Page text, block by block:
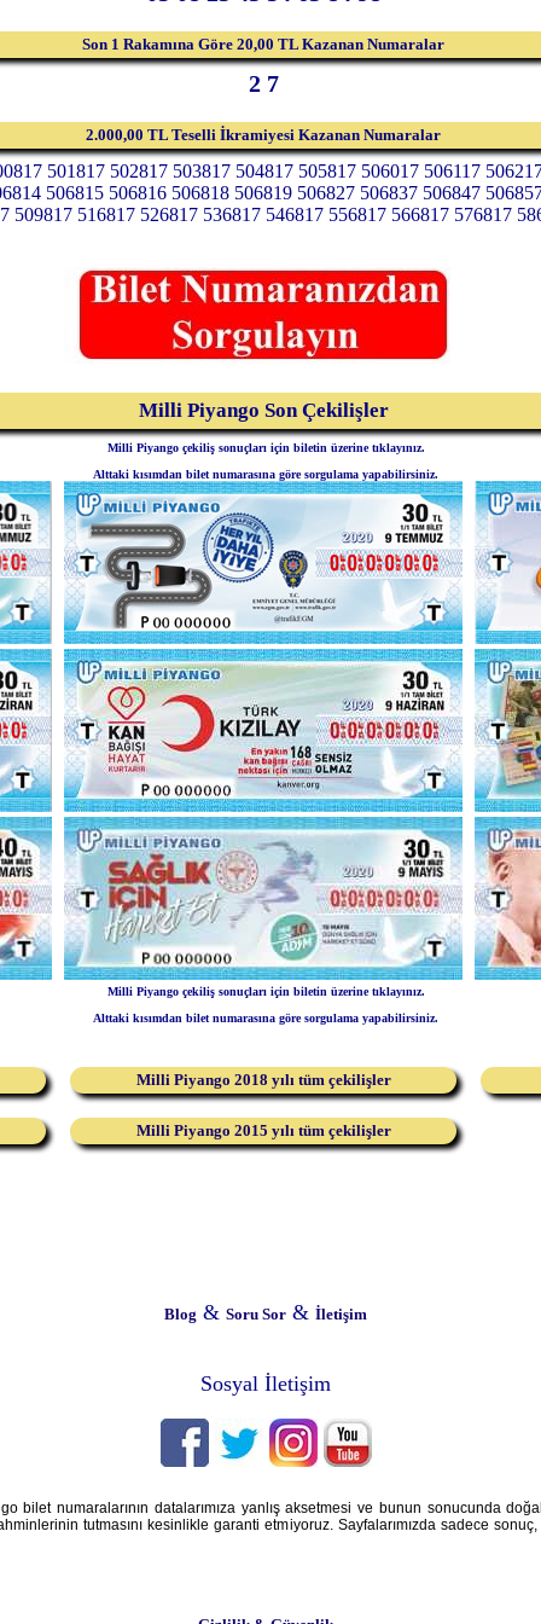
Son 1 Rakamına Göre 20,00 TL Kazanan Numaralar
2 7
2.000,00 TL Teselli İkramiyesi Kazanan Numaralar
501817 502817 503817 504817 505817 506017 506117
506815 506816 506818 506819 506827 506837 506847
509817 516817 526817 536817 546817 556817 566817 576817
Milli Piyango Son Çekilişler
Milli Piyango çekiliş sonuçları için biletin üzerine tıklayınız.
Alttaki kısımdan bilet numarasına göre sorgulama yapabilirsiniz.
Milli Piyango çekiliş sonuçları için biletin üzerine tıklayınız.
Alttaki kısımdan bilet numarasına göre sorgulama yapabilirsiniz.
Milli Piyango 2018 yılı tüm çekilişler
Milli Piyango 2015 yılı tüm çekilişler
Blog & Soru Sor & İletişim
Sosyal İletişim
bilet numaralarının datalarımıza yanlış aksetmesi ve bunun sonucunda
tutmasını kesinlikle garanti etmiyoruz. Sayfalarımızda sadece